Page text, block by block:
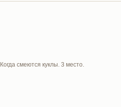
Когда смеются куклы. 3 место.